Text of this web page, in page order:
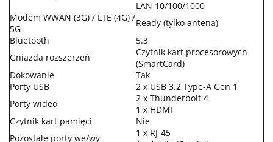
LAN 10/100/1000
Modem WWAN (3G) / LTE (4G) /
5G
Ready (tylko antena)
Bluetooth
5.3
Gniazda rozszerzeń
Czytnik kart procesorowych
(SmartCard)
Dokowanie
Tak
Porty USB
2 x USB 3.2 Type-A Gen 1
Porty wideo
2 x Thunderbolt 4
1 x HDMI
Czytnik kart pamięci
Nie
Pozostałe porty we/wy
1 x RJ-45